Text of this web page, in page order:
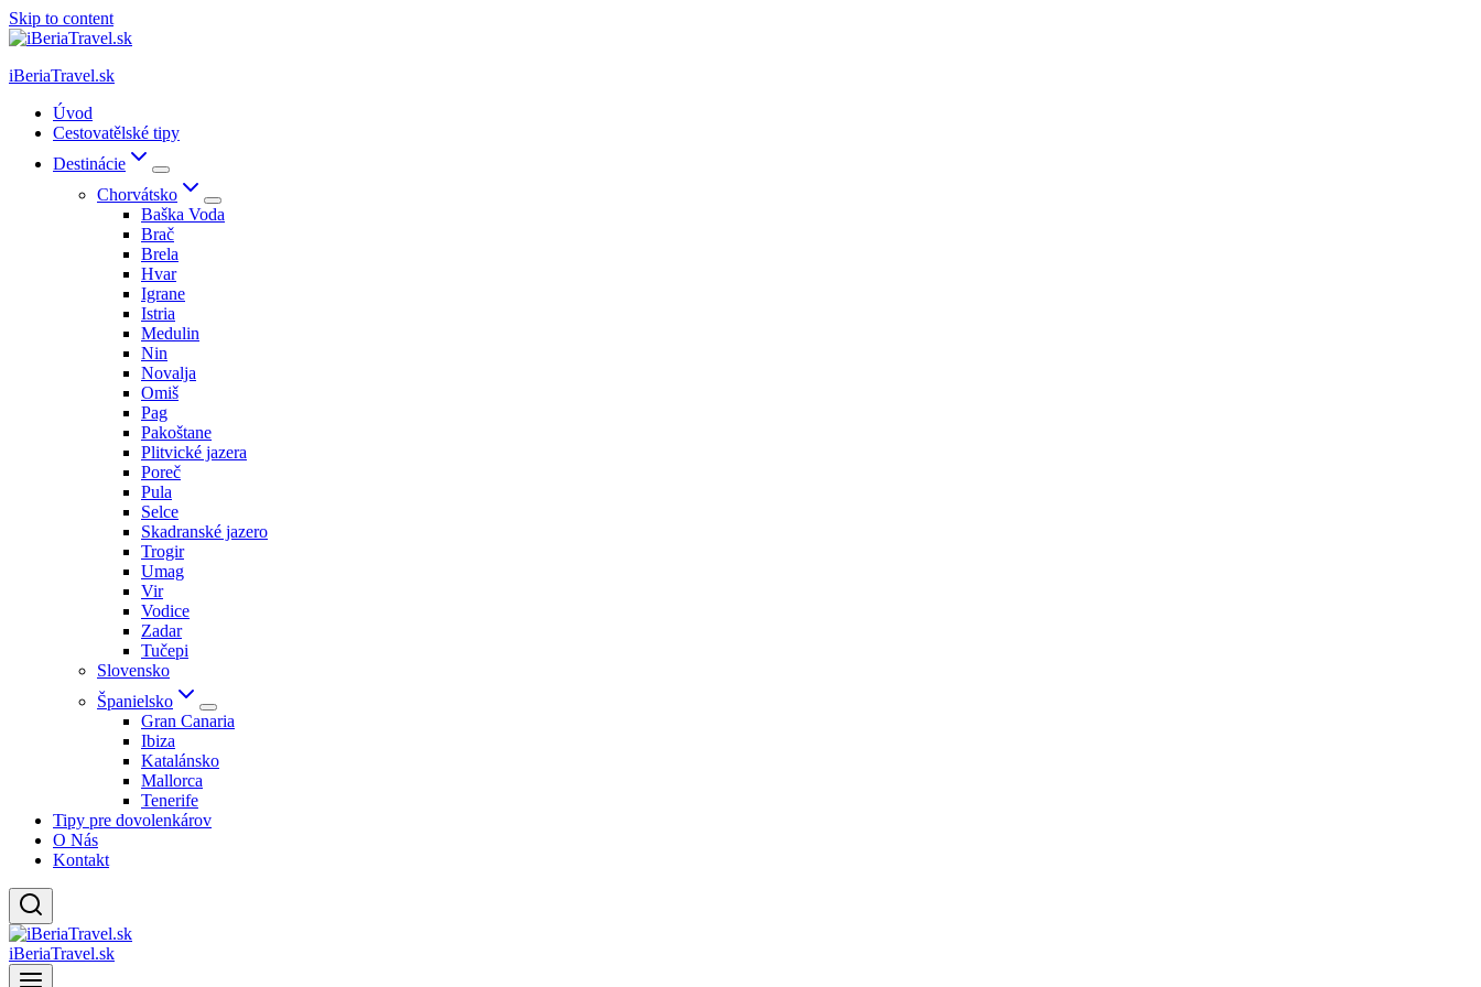
Skip to content
iBeriaTravel.sk
Úvod
Cestovatělské tipy
Destinácie
Chorvátsko
Baška Voda
Brač
Brela
Hvar
Igrane
Istria
Medulin
Nin
Novalja
Omiš
Pag
Pakoštane
Plitvické jazera
Poreč
Pula
Selce
Skadranské jazero
Trogir
Umag
Vir
Vodice
Zadar
Tučepi
Slovensko
Španielsko
Gran Canaria
Ibiza
Katalánsko
Mallorca
Tenerife
Tipy pre dovolenkárov
O Nás
Kontakt
iBeriaTravel.sk